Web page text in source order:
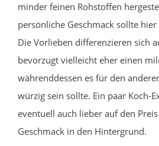
minder feinen Rohstoffen
persönliche Geschmack sollte
Die Vorlieben differenzieren sich
bevorzugt vielleicht eher einen
währenddessen es für den
würzig sein sollte. Ein paar Koch-
eventuell auch lieber auf den
Geschmack in den Hintergrund.